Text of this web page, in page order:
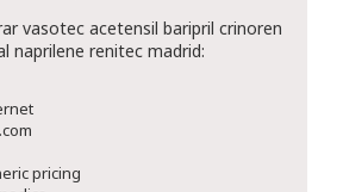
vasotec acetensil baripril crinoren
naprilene renitec madrid:
pricing